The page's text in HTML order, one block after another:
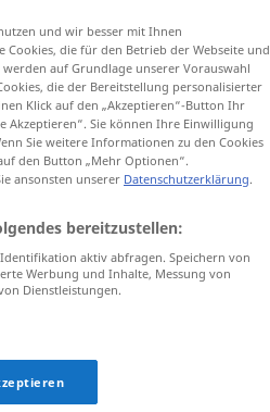
prestijli“
und wir besser mit Ihnen
die für den Betrieb der Webseite und
auf Grundlage unserer Vorauswahl
die der Bereitstellung personalisierter
Klick auf den „Akzeptieren“-Button Ihr
Akzeptieren“. Sie können Ihre Einwilligung
Sie weitere Informationen zu den Cookies
den Button „Mehr Optionen“.
ansonsten unserer Datenschutzerklärung.
bereitzustellen:
aktiv abfragen. Speichern von
Werbung und Inhalte, Messung von
Dienstleistungen.